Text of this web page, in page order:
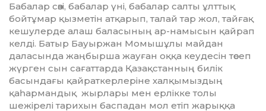
Бабалар сөзі, бабалар үні, бабалар салты ұлт­тық
бойтұмар қызметін атқарып, талай тар жол, тайғақ
кешулерде алаш баласының ар-намысын қайрап
келді. Батыр Бауыржан Момышұлы майдан
даласында жаңбырша жауған оққа кеудесін төсеп
жүрген сын сағаттарда Қазақстанның билік
басындағы қайраткерлеріне халқымыздың
қаһармандық жырлары мен ерлікке толы
шежірелі тарихын баспадан мол етіп жарыққа